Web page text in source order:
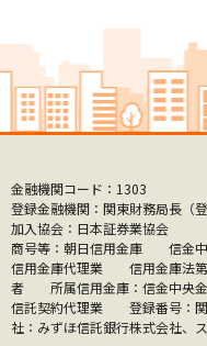
金融機関コード：1303
登録金融機関：関東財務局長（
加入協会：日本証券業協会
商号等：朝日信用金庫 信金中
信用金庫代理業 信用金庫法第
者 所属信用金庫：信金中央
信託契約代理業 登録番号：
社：みずほ信託銀行株式会社、